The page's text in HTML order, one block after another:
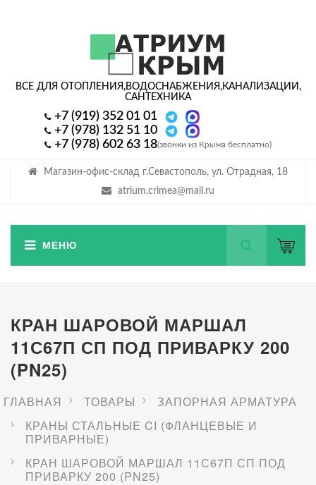
Магазин-офис-склад г.Севастополь, ул. Отрадная, 18
atrium.crimea@mail.ru
ВСЕ ДЛЯ ОТОПЛЕНИЯ,ВОДОСНАБЖЕНИЯ,КАНАЛИЗАЦИИ,
САНТЕХНИКА
+7 (919) 352 01 01
+7 (978) 132 51 10
+7 (978) 602 63 18(звонки из Крыма бесплатно)
КРАН ШАРОВОЙ МАРШАЛ
11С67П СП ПОД ПРИВАРКУ 200
(PN25)
ГЛАВНАЯ ТОВАРЫ
ЗАПОРНАЯ АРМАТУРА
КРАНЫ СТАЛЬНЫЕ CI (ФЛАНЦЕВЫЕ И
ПРИВАРНЫЕ)
КРАН ШАРОВОЙ МАРШАЛ 11С67П СП ПОД
ПРИВАРКУ 200 (PN25)